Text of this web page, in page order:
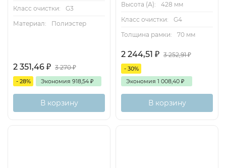
Класс очистки:
G3
Материал:
Полиэстер
2 351,46 ₽ 3 270₽
- 28% Экономия 918,54 ₽
В корзину
Высота (А):
428 мм
Класс очистки:
G4
Толщина рамки:
70 мм
2 244,51 ₽ 3 252,91₽
- 30%
Экономия 1 008,40 ₽
В корзину